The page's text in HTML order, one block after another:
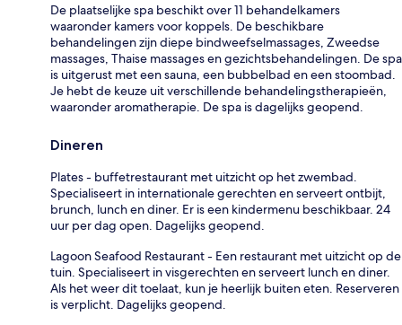
De plaatselijke spa beschikt over 11 behandelkamers
waaronder kamers voor koppels. De beschikbare
behandelingen zijn diepe bindweefselmassages, Zweedse
massages, Thaise massages en gezichtsbehandelingen. De spa
is uitgerust met een sauna, een bubbelbad en een stoombad.
Je hebt de keuze uit verschillende behandelingstherapieën,
waaronder aromatherapie. De spa is dagelijks geopend.
Dineren
Plates - buffetrestaurant met uitzicht op het zwembad.
Specialiseert in internationale gerechten en serveert ontbijt,
brunch, lunch en diner. Er is een kindermenu beschikbaar. 24
uur per dag open. Dagelijks geopend.
Lagoon Seafood Restaurant - Een restaurant met uitzicht op de
tuin. Specialiseert in visgerechten en serveert lunch en diner.
Als het weer dit toelaat, kun je heerlijk buiten eten. Reserveren
is verplicht. Dagelijks geopend.